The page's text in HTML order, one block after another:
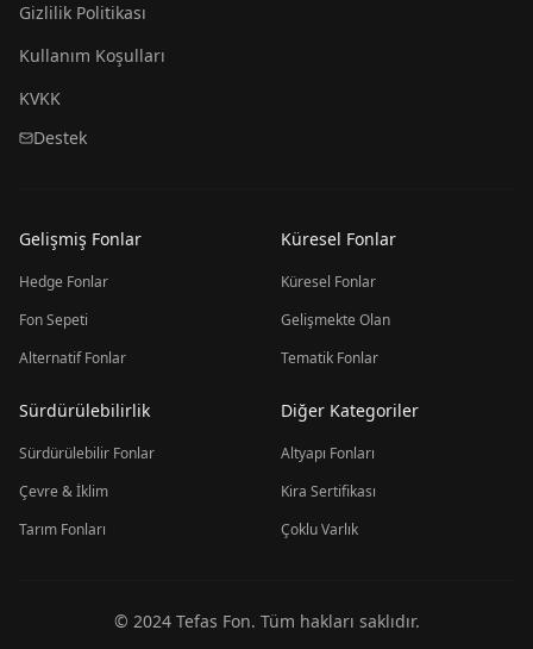
Gizlilik Politikası
Kullanım Koşulları
KVKK
Destek
Gelişmiş Fonlar
Hedge Fonlar
Fon Sepeti
Alternatif Fonlar
Küresel Fonlar
Küresel Fonlar
Gelişmekte Olan
Tematik Fonlar
Sürdürülebilirlik
Sürdürülebilir Fonlar
Çevre & İklim
Tarım Fonları
Diğer Kategoriler
Altyapı Fonları
Kira Sertifikası
Çoklu Varlık
© 2024 Tefas Fon. Tüm hakları saklıdır.